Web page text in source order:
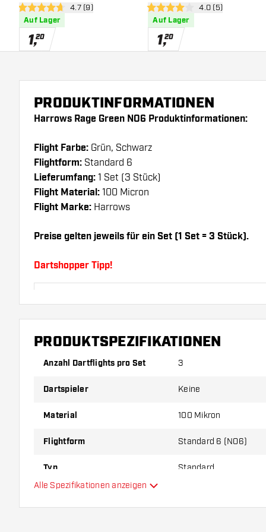
Bewertungsbereich öffnen
4.7 Bewertungssterne
4.7 (9)
Auf Lager
1,20
4 Bewertungssterne
4.0 (5)
Auf Lager
1,20
PRODUKTINFORMATIONEN
Harrows Rage Green NO6 Produktinformationen:
Flight Farbe: Grün, Schwarz
Flightform: Standard 6
Lieferumfang: 1 Set (3 Stück)
Flight Material: 100 Micron
Flight Marke: Harrows
Preise gelten jeweils für ein Set (1 Set = 3 Stück).
Dartshopper Tipp!
Probieren Sie eine andere Form, ein anderes
Dicke der Flights aus, um herauszufinden, welche
PRODUKTSPEZIFIKATIONEN
Anzahl Dartflights pro Set 3
Dartspieler Keine
Material 100 Mikron
Flightform Standard 6 (NO6)
Typ Standard
Alle Spezifikationen anzeigen